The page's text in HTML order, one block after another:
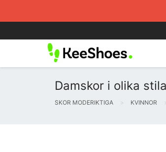
Damskor i olika
SKOR MODERIKTIGA KVINNOR